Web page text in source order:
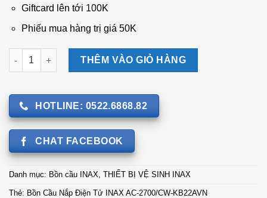
Giftcard lên tới 100K
Phiếu mua hàng trị giá 50K
Bồn Cầu Nắp Điện Tử INAX AC-2700/CW-KB22AVN số lượng
THÊM VÀO GIỎ HÀNG
HOTLINE: 0522.6868.82
CHAT FACEBOOK
Danh mục: Bồn cầu INAX THIẾT BỊ VỆ SINH INAX
Thẻ: Bồn Cầu Nắp Điện Tử INAX AC-2700/CW-KB22AVN